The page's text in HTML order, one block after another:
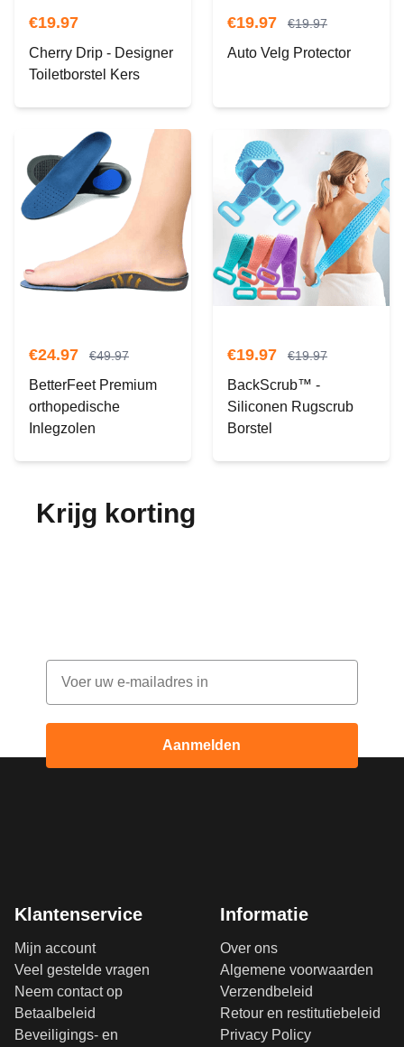
€19.97
Cherry Drip - Designer
Toiletborstel Kers
€19.97 €19.97
Auto Velg Protector
€24.97 €49.97
BetterFeet Premium
orthopedische
Inlegzolen
€19.97 €19.97
BackScrub™ -
Siliconen Rugscrub
Borstel
Krijg korting
Email
Aanmelden
Klantenservice
Mijn account
Veel gestelde vragen
Neem contact op
Betaalbeleid
Beveiligings- en
Informatie
Over ons
Algemene voorwaarden
Verzendbeleid
Retour en restitutiebeleid
Privacy Policy